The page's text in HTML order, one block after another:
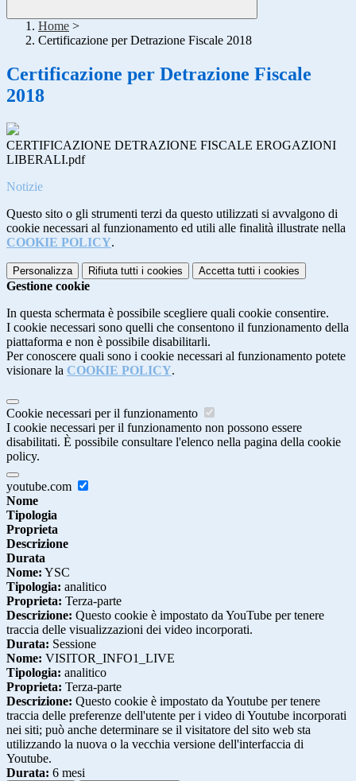
Home >
Certificazione per Detrazione Fiscale 2018
Certificazione per Detrazione Fiscale
2018
CERTIFICAZIONE DETRAZIONE FISCALE EROGAZIONI
LIBERALI.pdf
Notizie
Questo sito o gli strumenti terzi da questo utilizzati si avvalgono di
cookie necessari al funzionamento ed utili alle finalità illustrate nella
COOKIE POLICY.
Personalizza Rifiuta tutti i cookies Accetta tutti i cookies
Gestione cookie
In questa schermata è possibile scegliere quali cookie consentire.
I cookie necessari sono quelli che consentono il funzionamento della
piattaforma e non è possibile disabilitarli.
Per conoscere quali sono i cookie necessari al funzionamento potete
visionare la COOKIE POLICY.
Cookie necessari per il funzionamento
I cookie necessari per il funzionamento non possono essere
disabilitati. È possibile consultare l'elenco nella pagina della cookie
policy.
youtube.com
Nome
Tipologia
Proprieta
Descrizione
Durata
Nome: YSC
Tipologia: analitico
Proprieta: Terza-parte
Descrizione: Questo cookie è impostato da YouTube per tenere
traccia delle visualizzazioni dei video incorporati.
Durata: Sessione
Nome: VISITOR_INFO1_LIVE
Tipologia: analitico
Proprieta: Terza-parte
Descrizione: Questo cookie è impostato da Youtube per tenere
traccia delle preferenze dell'utente per i video di Youtube incorporati
nei siti; può anche determinare se il visitatore del sito web sta
utilizzando la nuova o la vecchia versione dell'interfaccia di
Youtube.
Durata: 6 mesi